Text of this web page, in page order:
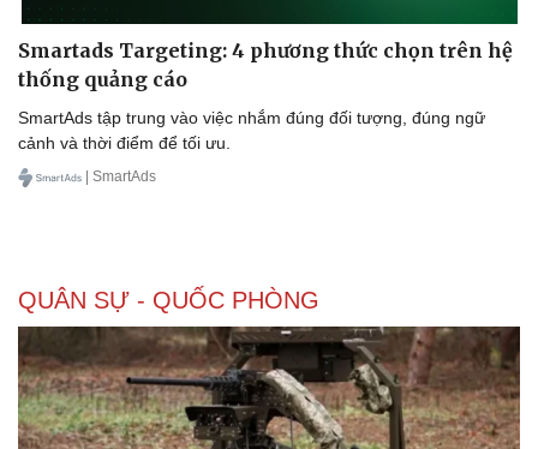
Doanh nghiệp
Thông tin doanh nghiệp
Doanh nghiệp 24h
Công nghệ
Smartads Targeting: 4 phương thức chọn trên hệ
thống quảng cáo
SmartAds tập trung vào việc nhắm đúng đối tượng, đúng ngữ
cảnh và thời điểm để tối ưu.
| SmartAds
QUÂN SỰ - QUỐC PHÒNG